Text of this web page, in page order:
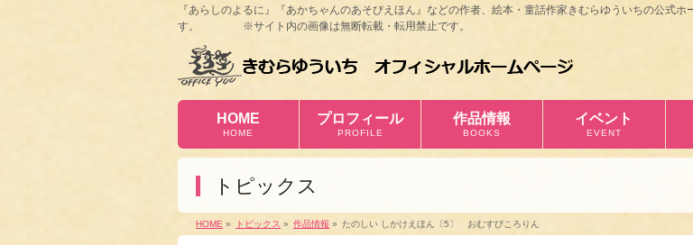
『あらしのよるに』『あかちゃんのあそびえほん』などの作者、絵本・童話作家きむらゆういちの公式ホ
す。 ※サイト内の画像は無断転載・転用禁止です。
HOME
HOME
プロフィール
PROFILE
作品情報
BOOKS
イベント
EVENT
トピックス
HOME » トピックス » 作品情報 » たのしい しかけえほん〔5〕 おむすびころりん